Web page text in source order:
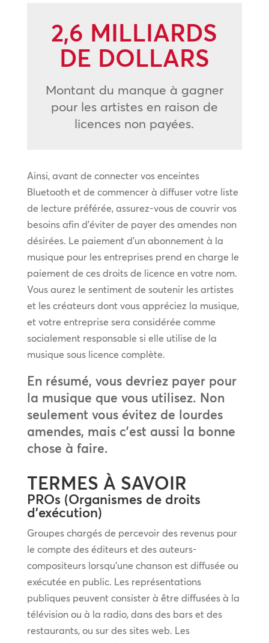
2,6 MILLIARDS
DE DOLLARS
Montant du manque à gagner
pour les artistes en raison de
licences non payées.
Ainsi, avant de connecter vos enceintes
Bluetooth et de commencer à diffuser votre liste
de lecture préférée, assurez-vous de couvrir vos
besoins afin d’éviter de payer des amendes non
désirées. Le paiement d’un abonnement à la
musique pour les entreprises prend en charge le
paiement de ces droits de licence en votre nom.
Vous aurez le sentiment de soutenir les artistes
et les créateurs dont vous appréciez la musique,
et votre entreprise sera considérée comme
socialement responsable si elle utilise de la
musique sous licence complète.
En résumé, vous devriez payer pour
la musique que vous utilisez. Non
seulement vous évitez de lourdes
amendes, mais c’est aussi la bonne
chose à faire.
TERMES À SAVOIR
PROs (Organismes de droits
d’exécution)
Groupes chargés de percevoir des revenus pour
le compte des éditeurs et des auteurs-
compositeurs lorsqu’une chanson est diffusée ou
exécutée en public. Les représentations
publiques peuvent consister à être diffusées à la
télévision ou à la radio, dans des bars et des
restaurants, ou sur des sites web. Les